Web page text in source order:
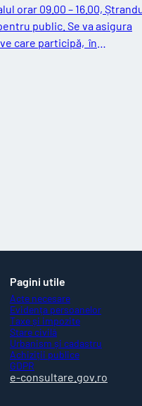
orar 09.00 – 16.00,
public. Se va asigura
care participă, în
Pagini utile
Acte necesare
Evidența persoanelor
Taxe și impozite
Stare civilă
Urbanism și cadastru
Achiziții publice
GDPR
e-consultare.gov.ro